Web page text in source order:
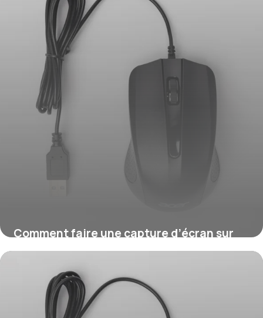
Comment faire une capture d’écran sur
Mac ?
16 juillet 2026